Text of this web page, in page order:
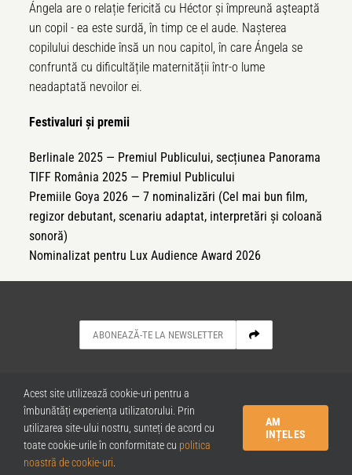
Ángela are o relație fericită cu Héctor și împreună aşteaptă
un copil - ea este surdă, în timp ce el aude. Nașterea
copilului deschide însă un nou capitol, în care Ángela se
confruntă cu dificultățile maternității într-o lume
neadaptată nevoilor ei.
Festivaluri și premii
Berlinale 2025 — Premiul Publicului, secțiunea Panorama
TIFF România 2025 — Premiul Publicului
Premiile Goya 2026 — 7 nominalizări (Cel mai bun film,
regizor debutant, scenariu adaptat, interpretări și coloană
sonoră)
Nominalizat pentru Lux Audience Award 2026
CONTACT
POLITICA COOKIES
POLITICA DE CONFIDENȚIALITATE
TERMENI ȘI CONDIȚII
Acest site utilizează cookie-uri pentru a
îmbunătăți experiența utilizatorului. Prin
utilizarea site-ului nostru, sunteți de acord cu
toate cookie-urile în conformitate cu politica
noastră de cookie-uri
AM
INȚELES